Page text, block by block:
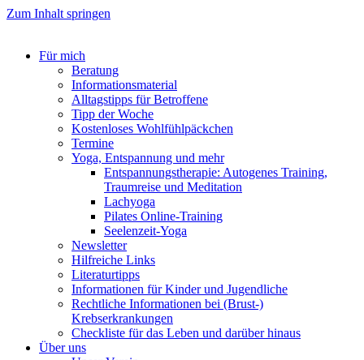
Zum Inhalt springen
Für mich
Beratung
Informationsmaterial
Alltagstipps für Betroffene
Tipp der Woche
Kostenloses Wohlfühlpäckchen
Termine
Yoga, Entspannung und mehr
Entspannungstherapie: Autogenes Training,
Traumreise und Meditation
Lachyoga
Pilates Online-Training
Seelenzeit-Yoga
Newsletter
Hilfreiche Links
Literaturtipps
Informationen für Kinder und Jugendliche
Rechtliche Informationen bei (Brust-)
Krebserkrankungen
Checkliste für das Leben und darüber hinaus
Über uns